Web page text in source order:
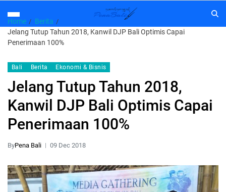
Home
Berita
Jelang Tutup Tahun 2018, Kanwil DJP Bali Optimis Capai
Penerimaan 100%
Bali Berita Ekonomi & Bisnis
Jelang Tutup Tahun 2018,
Kanwil DJP Bali Optimis Capai
Penerimaan 100%
ByPena Bali 09 Dec 2018